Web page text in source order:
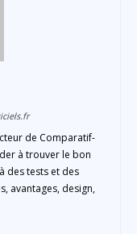
de Comparatif-
à trouver le bon
des tests et des
avantages, design,